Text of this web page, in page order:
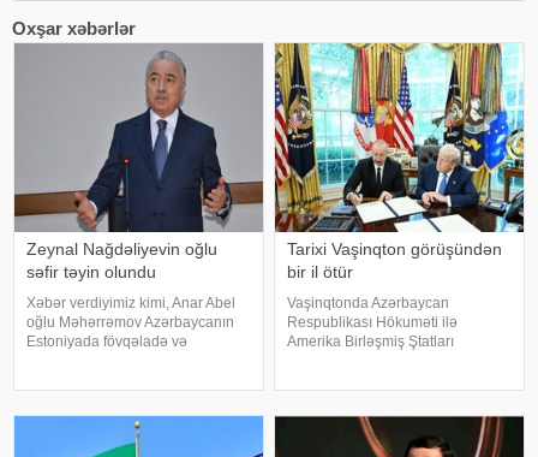
Oxşar xəbərlər
Zeynal Nağdəliyevin oğlu
səfir təyin olundu
Xəbər verdiyimiz kimi, Anar Abel
oğlu Məhərrəmov Azərbaycanın
Estoniyada fövqəladə və
Nağdəliyev Azərbaycanın
Estoniyada fövqəlad
Tarixi Vaşinqton görüşündən
bir il ötür
Vaşinqtonda Azərbaycan
Respublikası Hökuməti ilə
Amerika Birləşmiş Ştatları
xatırladır ki, Vaşinqton şəhərində
8 avqust 2025-ci il tarixində